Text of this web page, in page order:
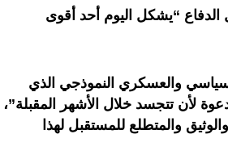
الدفاع “يشكل اليوم أحد أقوى
والعسكري النموذجي الذي
لأن تتجسد خلال الأشهر المقبلة”،
والمتطلع للمستقبل لهذا